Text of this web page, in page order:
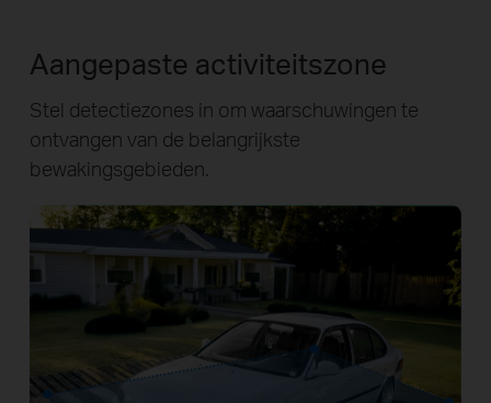
Aangepaste activiteitszone
Stel detectiezones in om waarschuwingen te
ontvangen van de belangrijkste
bewakingsgebieden.